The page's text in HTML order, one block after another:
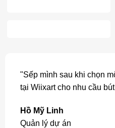
"Sếp mình sau khi chọn
tại Wiixart cho nhu cầu
Hồ Mỹ Linh
Quản lý dự án